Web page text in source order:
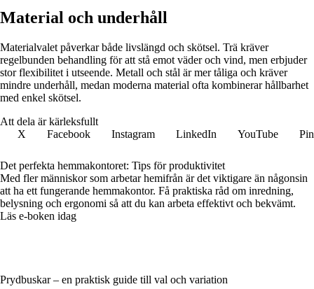
Material och underhåll
Materialvalet påverkar både livslängd och skötsel. Trä kräver
regelbunden behandling för att stå emot väder och vind, men erbjuder
stor flexibilitet i utseende. Metall och stål är mer tåliga och kräver
mindre underhåll, medan moderna material ofta kombinerar hållbarhet
med enkel skötsel.
Att dela är kärleksfullt
X
Facebook Instagram LinkedIn YouTube
Det perfekta hemmakontoret: Tips för produktivitet
Med fler människor som arbetar hemifrån är det viktigare än någonsin
att ha ett fungerande hemmakontor. Få praktiska råd om inredning,
belysning och ergonomi så att du kan arbeta effektivt och bekvämt.
Läs e-boken idag
Prydbuskar – en praktisk guide till val och variation